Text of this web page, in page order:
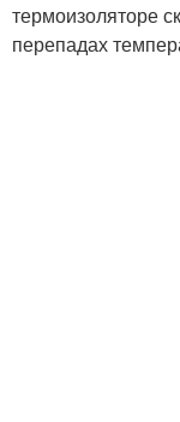
термоизоляторе
перепадах